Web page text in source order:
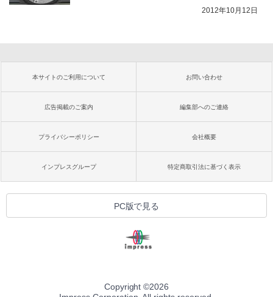
2012年10月12日
本サイトのご利用について お問い合わせ
広告掲載のご案内 編集部へのご連絡
プライバシーポリシー 会社概要
インプレスグループ 特定商取引法に基づく表示
PC版で見る
Copyright ©2026